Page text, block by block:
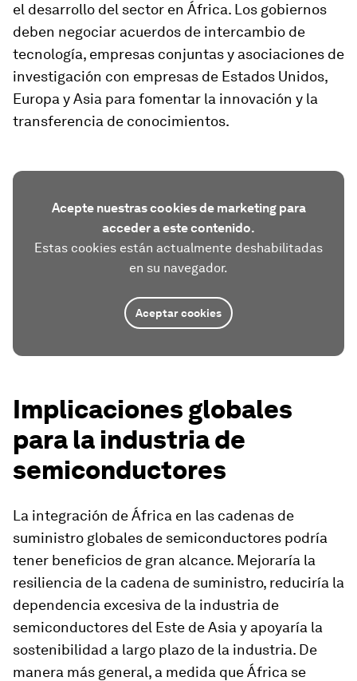
el desarrollo del sector en África. Los gobiernos
deben negociar acuerdos de intercambio de
tecnología, empresas conjuntas y asociaciones de
investigación con empresas de Estados Unidos,
Europa y Asia para fomentar la innovación y la
transferencia de conocimientos.
Acepte nuestras cookies de marketing para
acceder a este contenido.
Estas cookies están actualmente deshabilitadas
en su navegador.
Aceptar cookies
Implicaciones globales
para la industria de
semiconductores
La integración de África en las cadenas de
suministro globales de semiconductores podría
tener beneficios de gran alcance. Mejoraría la
resiliencia de la cadena de suministro, reduciría la
dependencia excesiva de la industria de
semiconductores del Este de Asia y apoyaría la
sostenibilidad a largo plazo de la industria. De
manera más general, a medida que África se